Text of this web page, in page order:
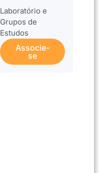
Laboratório e
Grupos de
Estudos
Associe-
se